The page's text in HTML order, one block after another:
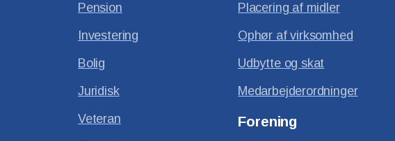
Pension
Investering
Bolig
Juridisk
Veteran
Placering af midler
Ophør af virksomhed
Udbytte og skat
Medarbejderordninger
Forening